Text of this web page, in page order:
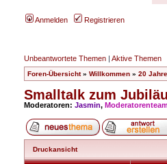
Anmelden Registrieren
Unbeantwortete Themen | Aktive Themen
Foren-Übersicht» Willkommen » 20
Smalltalk zum
Moderatoren: Jasmin, Moderatorenteam
Druckansicht